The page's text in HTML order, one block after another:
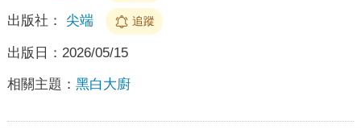
出版社： 尖端 追蹤
出版日： 2026/05/15
相關主題： 黑白大廚